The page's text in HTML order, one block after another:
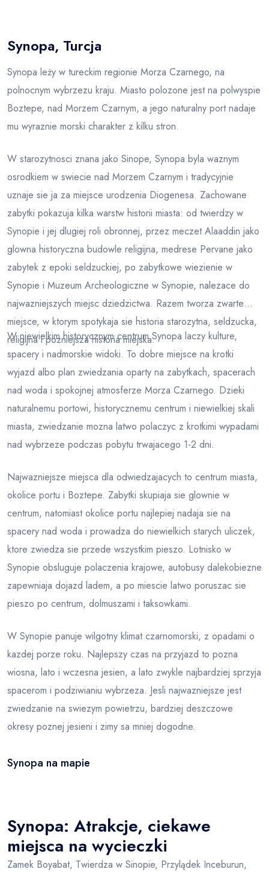
Synopa, Turcja
Synopa leży w tureckim regionie Morza Czarnego, na
polnocnym wybrzezu kraju. Miasto polozone jest na polwyspie
Boztepe, nad Morzem Czarnym, a jego naturalny port nadaje
mu wyraznie morski charakter z kilku stron.
W starozytnosci znana jako Sinope, Synopa byla waznym
osrodkiem w swiecie nad Morzem Czarnym i tradycyjnie
uznaje sie ja za miejsce urodzenia Diogenesa. Zachowane
zabytki pokazuja kilka warstw historii miasta: od twierdzy w
Synopie i jej dlugiej roli obronnej, przez meczet Alaaddin jako
glowna historyczna budowle religijna, medrese Pervane jako
zabytek z epoki seldzuckiej, po zabytkowe wiezienie w
Synopie i Muzeum Archeologiczne w Synopie, nalezace do
najwazniejszych miejsc dziedzictwa. Razem tworza zwarte
miejsce, w ktorym spotykaja sie historia starozytna, seldzucka,
religijna i pozniejsza historia miejska.
W niewielkim historycznym centrum Synopa laczy kulture,
spacery i nadmorskie widoki. To dobre miejsce na krotki
wyjazd albo plan zwiedzania oparty na zabytkach, spacerach
nad woda i spokojnej atmosferze Morza Czarnego. Dzieki
naturalnemu portowi, historycznemu centrum i niewielkiej skali
miasta, zwiedzanie mozna latwo polaczyc z krotkimi wypadami
nad wybrzeze podczas pobytu trwajacego 1-2 dni.
Najwazniejsze miejsca dla odwiedzajacych to centrum miasta,
okolice portu i Boztepe. Zabytki skupiaja sie glownie w
centrum, natomiast okolice portu najlepiej nadaja sie na
spacery nad woda i prowadza do niewielkich starych uliczek,
ktore zwiedza sie przede wszystkim pieszo. Lotnisko w
Synopie obsluguje polaczenia krajowe, autobusy dalekobiezne
zapewniaja dojazd ladem, a po miescie latwo poruszac sie
pieszo po centrum, dolmuszami i taksowkami.
W Synopie panuje wilgotny klimat czarnomorski, z opadami o
kazdej porze roku. Najlepszy czas na przyjazd to pozna
wiosna, lato i wczesna jesien, a lato zwykle najbardziej sprzyja
spacerom i podziwianiu wybrzeza. Jesli najwazniejsze jest
zwiedzanie na swiezym powietrzu, bardziej deszczowe
okresy poznej jesieni i zimy sa mniej dogodne.
Synopa na mapie
Synopa: Atrakcje, ciekawe
miejsca na wycieczki
Zamek Boyabat, Twierdza w Sinopie, Przylądek Inceburun,